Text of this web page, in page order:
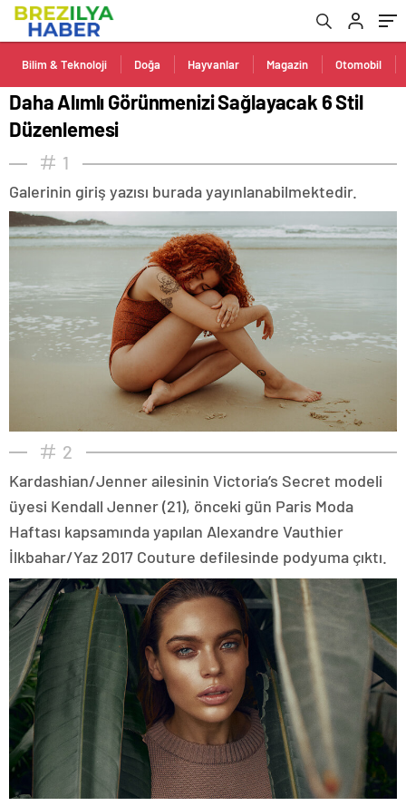
Bilim & Teknoloji Doğa Hayvanlar Magazin Otomobil
Daha Alımlı Görünmenizi Sağlayacak 6 Stil
Düzenlemesi
1
Galerinin giriş yazısı burada yayınlanabilmektedir.
2
Kardashian/Jenner ailesinin Victoria’s Secret modeli
üyesi Kendall Jenner (21), önceki gün Paris Moda
Haftası kapsamında yapılan Alexandre Vauthier
İlkbahar/Yaz 2017 Couture defilesinde podyuma çıktı.